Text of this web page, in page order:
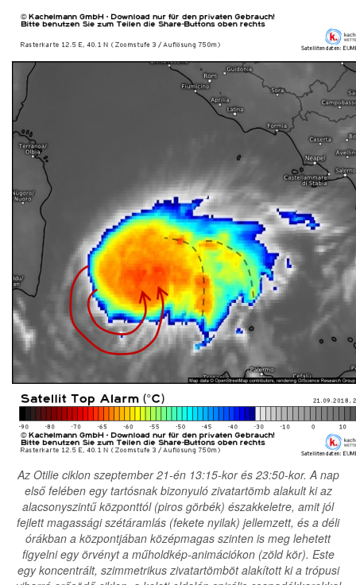
Az Otilie ciklon szeptember 21-én 13:15-kor és 23:50-kor. A nap
első felében egy tartósnak bizonyuló zivatartömb alakult ki az
alacsonyszintű központtól (piros görbék) északkeletre, amit jól
fejlett magassági szétáramlás (fekete nyilak) jellemzett, és a déli
órákban a központjában középmagas szinten is meg lehetett
figyelni egy örvényt a műholdkép-animációkon (zöld kör). Este
egy koncentrált, szimmetrikus zivatartömböt alakított ki a trópusi